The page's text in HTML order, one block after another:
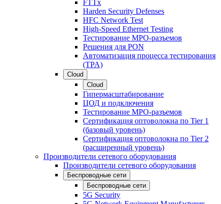
FTTx
Harden Security Defenses
HFC Network Test
High-Speed Ethernet Testing
Тестирование МРО-разъемов
Решения для PON
Автоматизация процесса тестирования
(TPA)
Cloud
Cloud
Гипермасштабирование
ЦОД и подключения
Тестирование МРО-разъемов
Сертификация оптоволокна по Tier 1
(базовый уровень)
Сертификация оптоволокна по Tier 2
(расширенный уровень)
Производители сетевого оборудования
Производители сетевого оборудования
Беспроводные сети
Беспроводные сети
5G Security